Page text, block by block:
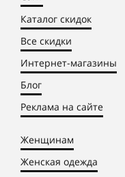
Каталог скидок
Все скидки
Интернет-магазины
Блог
Реклама на сайте
Женщинам
Женская одежда